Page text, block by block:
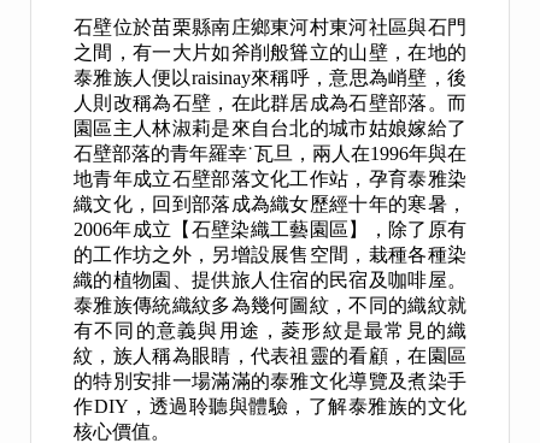
石壁位於苗栗縣南庄鄉東河村東河社區與石門
之間，有一大片如斧削般聳立的山壁，在地的
泰雅族人便以raisinay來稱呼，意思為峭壁，後
人則改稱為石壁，在此群居成為石壁部落。而
園區主人林淑莉是來自台北的城市姑娘嫁給了
石壁部落的青年羅幸˙瓦旦，兩人在1996年與在
地青年成立石壁部落文化工作站，孕育泰雅染
織文化，回到部落成為織女歷經十年的寒暑，
2006年成立【石壁染織工藝園區】，除了原有
的工作坊之外，另增設展售空間，栽種各種染
織的植物園、提供旅人住宿的民宿及咖啡屋。
泰雅族傳統織紋多為幾何圖紋，不同的織紋就
有不同的意義與用途，菱形紋是最常見的織
紋，族人稱為眼睛，代表祖靈的看顧，在園區
的特別安排一場滿滿的泰雅文化導覽及煮染手
作DIY，透過聆聽與體驗，了解泰雅族的文化
核心價值。